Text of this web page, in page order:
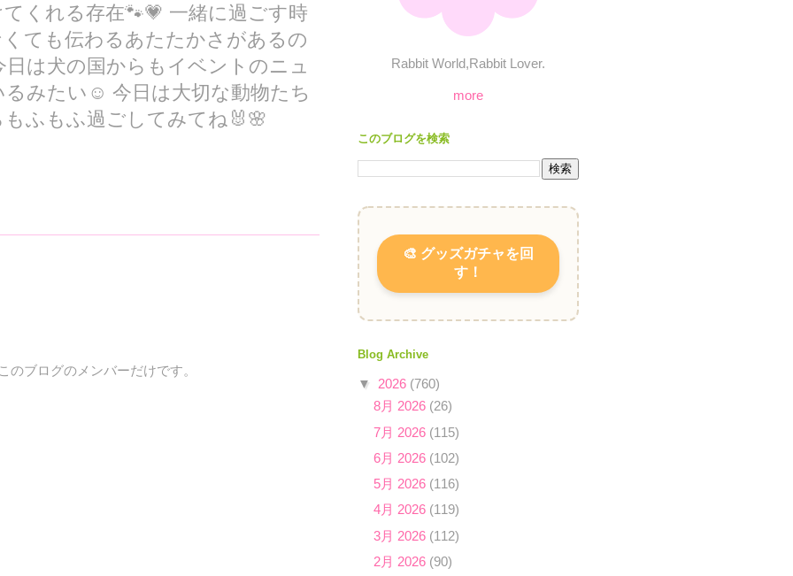
くれる存在🐾💗 一緒に過ごす時
ても伝わるあたたかさがあるの
は犬の国からもイベントのニュ
みたい☺️ 今日は大切な動物たち
ふもふ過ごしてみてね🐰🌸
のブログのメンバーだけです。
Rabbit World,Rabbit Lover.
more
このブログを検索
🎨 グッズガチャを回
す！
Blog Archive
▼ 2026 (760)
8月 2026 (26)
7月 2026 (115)
6月 2026 (102)
5月 2026 (116)
4月 2026 (119)
3月 2026 (112)
2月 2026 (90)